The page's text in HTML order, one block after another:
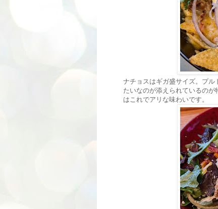
ナチョスはギガ盛サイズ。プ
たいなのが添えられているの
はこれでアリな味わいです。